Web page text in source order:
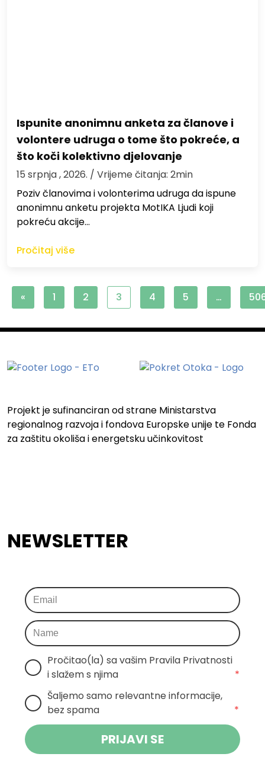
Ispunite anonimnu anketa za članove i
volontere udruga o tome što pokreće, a
što koči kolektivno djelovanje
15 srpnja , 2026. / Vrijeme čitanja: 2min
Poziv članovima i volonterima udruga da ispune
anonimnu anketu projekta MotIKA Ljudi koji
pokreću akcije…
Pročitaj više
« 1 2 3 4 5 …
Projekt je sufinanciran od strane Ministarstva
regionalnog razvoja i fondova Europske unije te Fonda
za zaštitu okoliša i energetsku učinkovitost
NEWSLETTER
Pročitao(la) sa vašim Pravila Privatnosti
i slažem s njima
*
Šaljemo samo relevantne informacije,
bez spama
*
PRIJAVI SE